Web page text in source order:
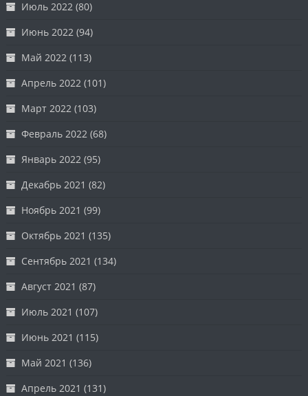
Июль 2022 (80)
Июнь 2022 (94)
Май 2022 (113)
Апрель 2022 (101)
Март 2022 (103)
Февраль 2022 (68)
Январь 2022 (95)
Декабрь 2021 (82)
Ноябрь 2021 (99)
Октябрь 2021 (135)
Сентябрь 2021 (134)
Август 2021 (87)
Июль 2021 (107)
Июнь 2021 (115)
Май 2021 (136)
Апрель 2021 (131)